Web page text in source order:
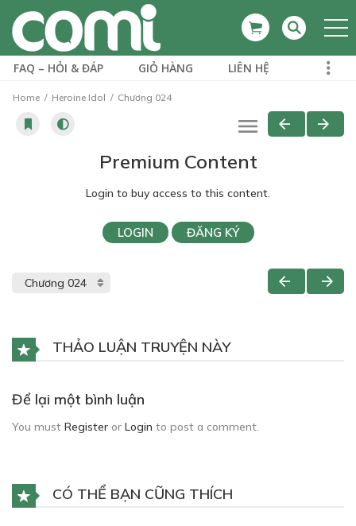
FAQ – HỎI & ĐÁP GIỎ HÀNG LIÊN HỆ
Home Heroine Idol Chương 024
Premium Content
Login to buy access to this content.
LOGIN ĐĂNG KÝ
THẢO LUẬN TRUYỆN NÀY
Để lại một bình luận
You must Register or Login to post a comment.
CÓ THỂ BẠN CŨNG THÍCH